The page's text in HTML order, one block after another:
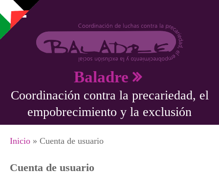
Pasar al contenido principal
Baladre
Coordinación contra la precariedad, el
empobrecimiento y la exclusión
Se encuentra usted aquí
Inicio » Cuenta de usuario
Cuenta de usuario